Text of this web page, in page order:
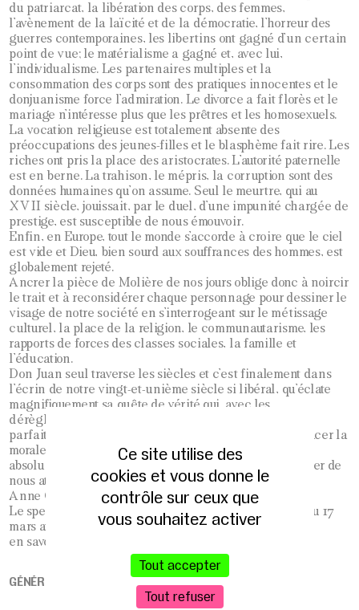
du patriarcat, la libération des corps, des femmes,
l’avènement de la laïcité et de la démocratie, l’horreur des
guerres contemporaines, les libertins ont gagné d’un certain
point de vue; le matérialisme a gagné et, avec lui,
l’individualisme. Les partenaires multiples et la
consommation des corps sont des pratiques innocentes et le
donjuanisme force l’admiration. Le divorce a fait florès et le
mariage n’intéresse plus que les prêtres et les homosexuels.
La vocation religieuse est totalement absente des
préoccupations des jeunes-filles et le blasphème fait rire. Les
riches ont pris la place des aristocrates. L’autorité paternelle
est en berne. La trahison, le mépris, la corruption sont des
données humaines qu’on assume. Seul le meurtre, qui au
XVII siècle, jouissait, par le duel, d’une impunité chargée de
prestige, est susceptible de nous émouvoir.
Enfin, en Europe, tout le monde s’accorde à croire que le ciel
est vide et Dieu, bien sourd aux souffrances des hommes, est
globalement rejeté.
Ancrer la pièce de Molière de nos jours oblige donc à noircir
le trait et à reconsidérer chaque personnage pour dessiner le
visage de notre société en s’interrogeant sur le métissage
culturel, la place de la religion, le communautarisme, les
rapports de forces des classes sociales, la famille et
l’éducation.
Don Juan seul traverse les siècles et c’est finalement dans
l’écrin de notre vingt-et-unième siècle si libéral, qu’éclate
magnifiquement sa quête de vérité qui, avec les
dérèglements qui s’ensuivent, fait apparaître la figure
parfaite de l’homme moderne dont la volonté de remplacer la
morale par le désir est peut-être la marque d’un besoin
absolu de sens et de transcendance qui ne peut manquer de
nous atteindre.
Anne Coutureau
Le spectacle sera présenté au Théâtre de la Tempête du 17
mars au 17 avril 2016
en savoir plus
GÉNÉRIQUE
Ce site utilise des
cookies et vous donne le
contrôle sur ceux que
vous souhaitez activer
Tout accepter
Tout refuser